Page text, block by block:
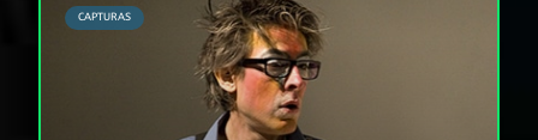
CAPTURAS